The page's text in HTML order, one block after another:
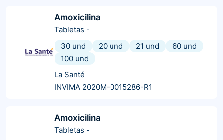
Amoxicilina
Tabletas -
30 und
20 und 21 und
60 und
100 und
La Santé
INVIMA 2020M-0015286-R1
Amoxicilina
Tabletas -